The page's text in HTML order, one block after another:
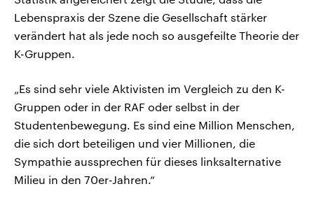
Lebenspraxis der Szene die Gesellschaft stärker
verändert hat als jede noch so ausgefeilte Theorie der
K-Gruppen.
„Es sind sehr viele Aktivisten im Vergleich zu den K-
Gruppen oder in der RAF oder selbst in der
Studentenbewegung. Es sind eine Million Menschen,
die sich dort beteiligen und vier Millionen, die
Sympathie aussprechen für dieses linksalternative
Milieu in den 70er-Jahren.“